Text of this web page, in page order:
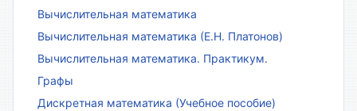
Вычислительная математика
Вычислительная математика (Е.Н. Платонов)
Вычислительная математика. Практикум.
Графы
Дискретная математика (Учебное пособие)